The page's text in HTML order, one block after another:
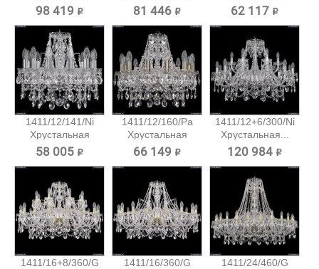
подвесная...
98 419 ₽ 81 446 ₽
подвесная...
62 117 ₽
1411/12/141/Ni
Хрустальная
подвесная...
58 005 ₽
1411/12/160/Pa
Хрустальная
подвесная...
66 149 ₽
1411/12+6/300/Ni
Хрустальная...
120 984 ₽
1411/16+8/360/G
1411/16/360/G
1411/24/460/G